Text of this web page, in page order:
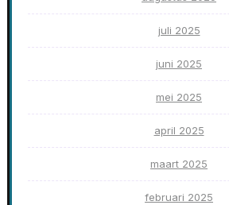
juli 2025
juni 2025
mei 2025
april 2025
maart 2025
februari 2025